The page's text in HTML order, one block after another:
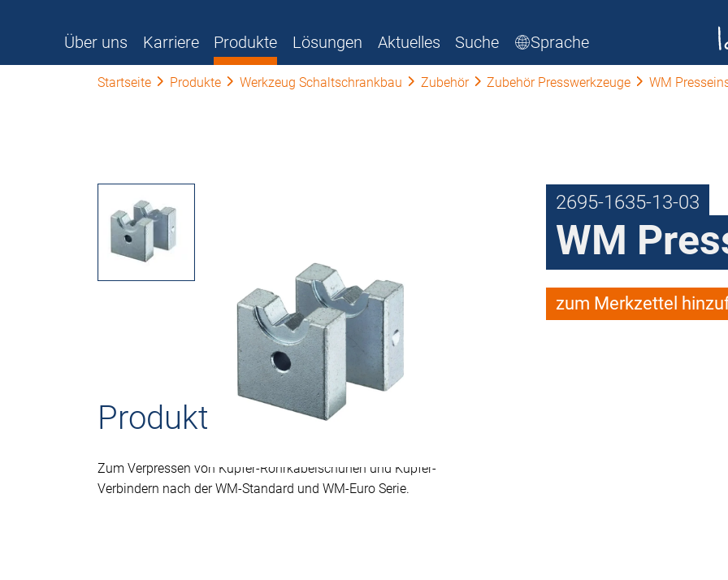
Über uns Karriere Produkte Lösungen Aktuelles Suche Sprache
Startseite Produkte Werkzeug Schaltschrankbau Zubehör Zubehör Presswerkzeuge WM
2695-1635-13-03
WM
zum Merkzettel
Produktbeschreibung
Zum Verpressen von Kupfer-Rohrkabelschuhen und Kupfer-
Verbindern nach der WM-Standard und WM-Euro Serie.